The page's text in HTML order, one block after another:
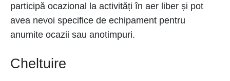
participă ocazional la activități în aer liber și pot
avea nevoi specifice de echipament pentru
anumite ocazii sau anotimpuri.
Cheltuire